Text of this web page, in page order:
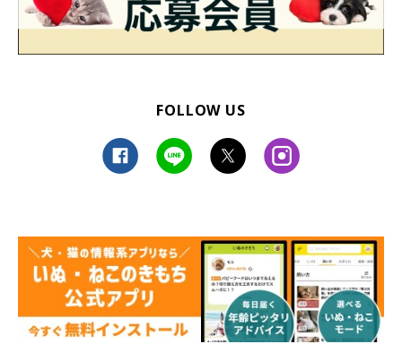
動画ではガードを突破していたさくちゃんですが、ふだんは来客
があっても家族の誰かが帰ってきても、お出迎えはしてくれるも
はないと見られない行動とのことで、さくちゃんがいかにお兄ち
ゃんの帰宅を喜んでいたかがわかりますね！
FOLLOW US